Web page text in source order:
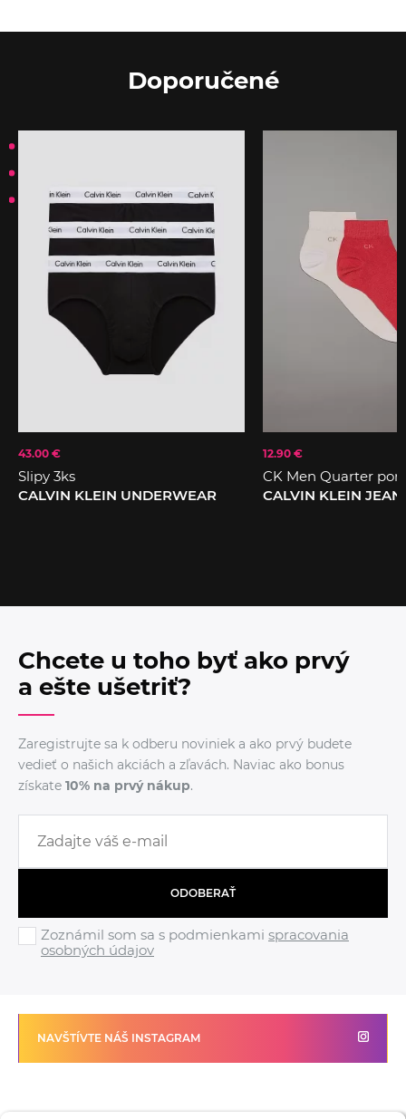
Doporučené
43.00 €
Slipy 3ks
CALVIN KLEIN UNDERWEAR
12.90 €
CK Men Quarter
CALVIN KLEIN
Chcete u toho byť ako prvý
a ešte ušetriť?
Zaregistrujte sa k odberu noviniek a ako prvý budete
vedieť o našich akciách a zľavách. Naviac ako bonus
získate 10% na prvý nákup.
ODOBERAŤ
Zoznámil som sa s podmienkami spracovania
osobných údajov
NAVŠTÍVTE NÁŠ INSTAGRAM